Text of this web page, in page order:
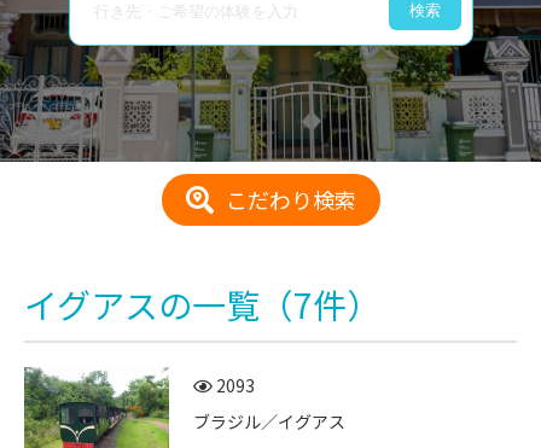
検索
イグアスの一覧 （7件）
2093
ブラジル／イグアス
こだわり検索